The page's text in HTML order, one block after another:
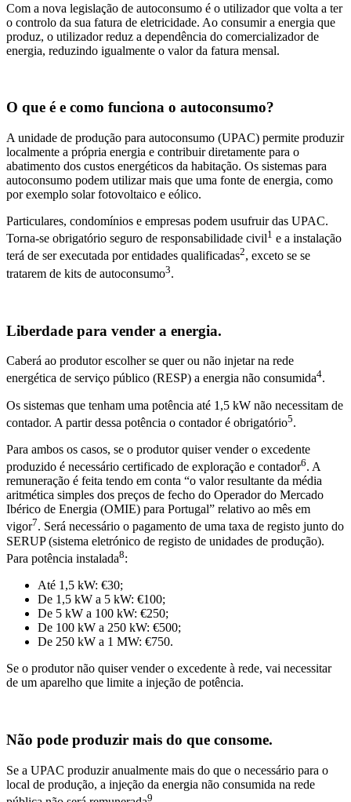
Com a nova legislação de autoconsumo é o utilizador que volta a ter
o controlo da sua fatura de eletricidade. Ao consumir a energia que
produz, o utilizador reduz a dependência do comercializador de
energia, reduzindo igualmente o valor da fatura mensal.
O que é e como funciona o autoconsumo?
A unidade de produção para autoconsumo (UPAC) permite produzir
localmente a própria energia e contribuir diretamente para o
abatimento dos custos energéticos da habitação. Os sistemas para
autoconsumo podem utilizar mais que uma fonte de energia, como
por exemplo solar fotovoltaico e eólico.
Particulares, condomínios e empresas podem usufruir das UPAC.
Torna-se obrigatório seguro de responsabilidade civil1 e a instalação
terá de ser executada por entidades qualificadas2, exceto se se
tratarem de kits de autoconsumo3.
Liberdade para vender a energia.
Caberá ao produtor escolher se quer ou não injetar na rede
energética de serviço público (RESP) a energia não consumida4.
Os sistemas que tenham uma potência até 1,5 kW não necessitam de
contador. A partir dessa potência o contador é obrigatório5.
Para ambos os casos, se o produtor quiser vender o excedente
produzido é necessário certificado de exploração e contador6. A
remuneração é feita tendo em conta “o valor resultante da média
aritmética simples dos preços de fecho do Operador do Mercado
Ibérico de Energia (OMIE) para Portugal” relativo ao mês em
vigor7. Será necessário o pagamento de uma taxa de registo junto do
SERUP (sistema eletrónico de registo de unidades de produção).
Para potência instalada8:
Até 1,5 kW: €30;
De 1,5 kW a 5 kW: €100;
De 5 kW a 100 kW: €250;
De 100 kW a 250 kW: €500;
De 250 kW a 1 MW: €750.
Se o produtor não quiser vender o excedente à rede, vai necessitar
de um aparelho que limite a injeção de potência.
Não pode produzir mais do que consome.
Se a UPAC produzir anualmente mais do que o necessário para o
local de produção, a injeção da energia não consumida na rede
9